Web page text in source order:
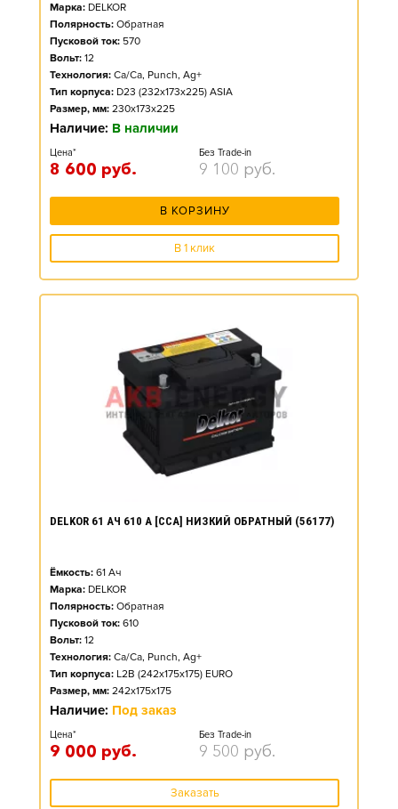
Марка: DELKOR
Полярность: Обратная
Пусковой ток: 570
Вольт: 12
Технология: Ca/Ca, Punch, Ag+
Тип корпуса: D23 (232x173x225) ASIA
Размер, мм: 230x173x225
Наличие: В наличии
Цена*
8 600 руб.
Без Trade-in
9 100 руб.
В КОРЗИНУ
В 1 клик
DELKOR 61 АЧ 610 А [CCA] НИЗКИЙ ОБРАТНЫЙ (56177)
Ёмкость: 61 Ач
Марка: DELKOR
Полярность: Обратная
Пусковой ток: 610
Вольт: 12
Технология: Ca/Ca, Punch, Ag+
Тип корпуса: L2B (242x175x175) EURO
Размер, мм: 242x175x175
Наличие: Под заказ
Цена*
9 000 руб.
Без Trade-in
9 500 руб.
Заказать